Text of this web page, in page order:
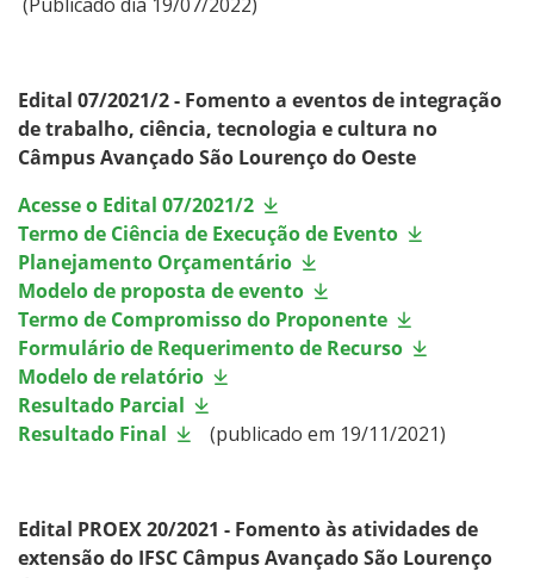
Edital 07/2021/2 - Fomento a eventos de integração
de trabalho, ciência, tecnologia e cultura no
Câmpus Avançado São Lourenço do Oeste
Acesse o Edital 07/2021/2
Termo de Ciência de Execução de Evento
Planejamento Orçamentário
Modelo de proposta de evento
Termo de Compromisso do Proponente
Formulário de Requerimento de Recurso
Modelo de relatório
Resultado Parcial
Resultado Final
(publicado em 19/11/2021)
Edital PROEX 20/2021 - Fomento às atividades de
extensão do IFSC Câmpus Avançado São Lourenço